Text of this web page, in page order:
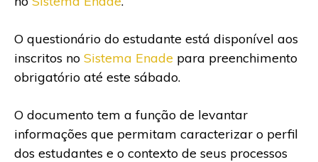
O questionário do estudante está disponível aos
inscritos no Sistema Enade para preenchimento
obrigatório até este sábado.
O documento tem a função de levantar
informações que permitam caracterizar o perfil
dos estudantes e o contexto de seus processos